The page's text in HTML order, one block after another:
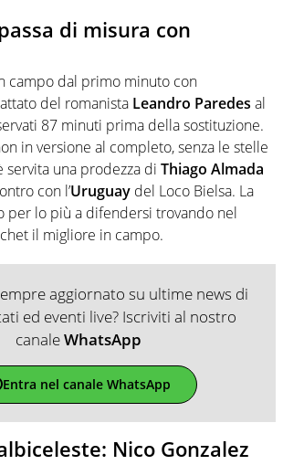
di misura con
campo dal primo minuto con
del romanista Leandro Paredes al
87 minuti prima della sostituzione.
in versione al completo, senza le stelle
servita una prodezza di Thiago Almada
con l’Uruguay del Loco Bielsa. La
per lo più a difendersi trovando nel
il migliore in campo.
aggiornato su ultime news di
ed eventi live? Iscriviti al nostro
canaleWhatsApp
Entra nel canale WhatsApp
Nico Gonzalez